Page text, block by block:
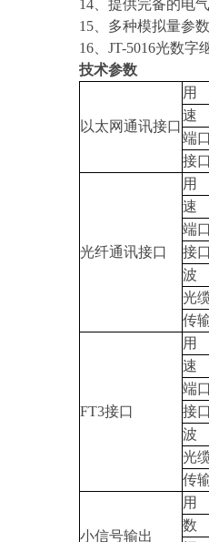
14、提供完备的电
15、多种模拟量参
16、JT-5016光数
技术参数
以太网通讯接口
端
接
光纤通讯接口
端
接
光
传
FT3接口
端
接
光
传
小信号输出
用
数